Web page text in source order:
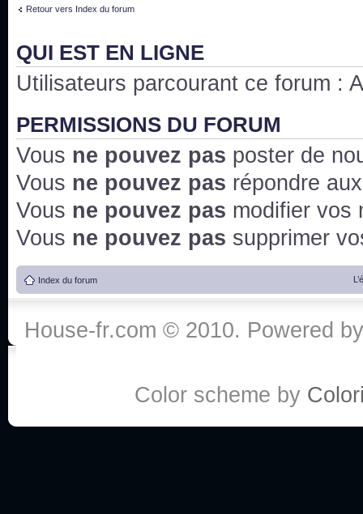
Retour vers Index du forum
QUI EST EN LIGNE
Utilisateurs parcourant ce forum :
PERMISSIONS DU FORUM
Vous ne pouvez pas poster de
Vous ne pouvez pas répondre
Vous ne pouvez pas modifier vos
Vous ne pouvez pas supprimer
Index du forum
House-fr.com © 2010. Powered
Color scheme by